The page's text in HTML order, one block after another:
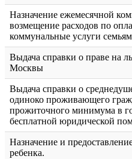
Назначение ежемесячной
возмещение расходов по
коммунальные услуги
Выдача справки о праве на
Москвы
Выдача справки о
одиноко проживающего
прожиточного минимума в
бесплатной юридической
Назначение и
ребенка.